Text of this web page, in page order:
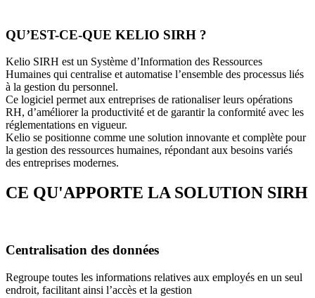
QU’EST-CE-QUE KELIO SIRH ?
Kelio SIRH est un Système d’Information des Ressources
Humaines qui centralise et automatise l’ensemble des processus liés
à la gestion du personnel.
Ce logiciel permet aux entreprises de rationaliser leurs opérations
RH, d’améliorer la productivité et de garantir la conformité avec les
réglementations en vigueur.
Kelio se positionne comme une solution innovante et complète pour
la gestion des ressources humaines, répondant aux besoins variés
des entreprises modernes.
CE QU'APPORTE LA SOLUTION SIRH
Centralisation des données
Regroupe toutes les informations relatives aux employés en un seul
endroit, facilitant ainsi l’accès et la gestion